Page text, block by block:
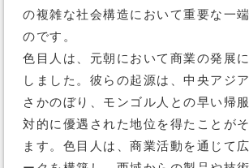
の複雑な社会構造において重要な一
のです。
色目人は、元朝において商業の発展
しました。彼らの起源は、中央アジ
さかのぼり、モンゴル人との早い帰
対的に優遇された地位を得たことが
ます。色目人は、商業活動を通じて